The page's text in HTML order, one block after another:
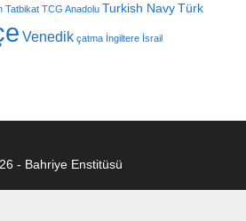
Tatbikat TCG Anadolu Turkish NavyTürk
Venedik çatma İngiltere İsrail
- Bahriye Enstitüsü